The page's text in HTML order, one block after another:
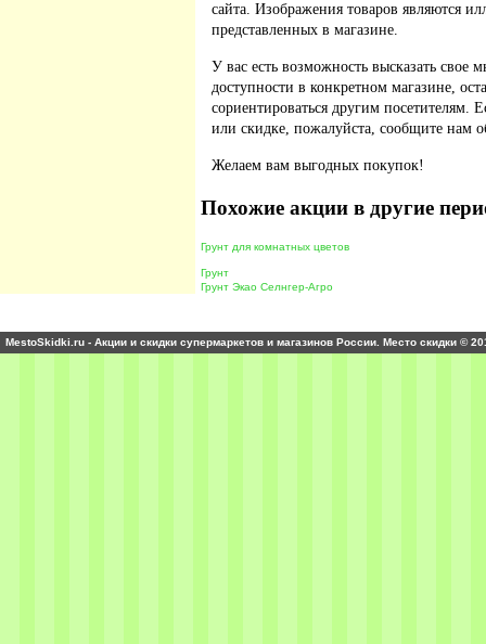
сайта. Изображения товаров являются
представленных в магазине.
У вас есть возможность высказать свое
доступности в конкретном магазине,
сориентироваться другим
или скидке, пожалуйста, сообщите нам
Желаем вам выгодных покупок!
Похожие акции в другие
Грунт для комнатных цветов
Грунт
Грунт Экао Селнгер-Агро
MestoSkidki.ru - Акции и скидки супермаркетов и магазинов России. Место скидки ©